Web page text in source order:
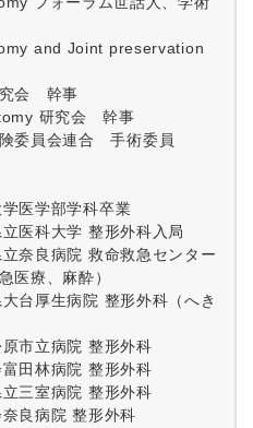
and Joint preservation
究会 幹事
研究会 幹事
委員会連合 手術委員
医学部学科卒業
医科大学 整形外科入局
奈良病院 救命救急センター
医療、麻酔）
台厚生病院 整形外科（へき
市立病院 整形外科
田林病院 整形外科
三室病院 整形外科
良病院 整形外科